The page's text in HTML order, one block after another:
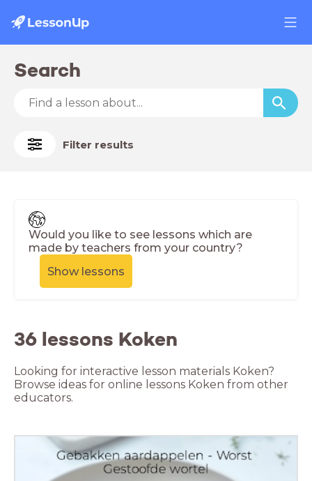
Search
Filter results
Would you like to see lessons which are
made by teachers from your country?
Show lessons
36 lessons Koken
Looking for interactive lesson materials Koken?
Browse ideas for online lessons Koken from other
educators.